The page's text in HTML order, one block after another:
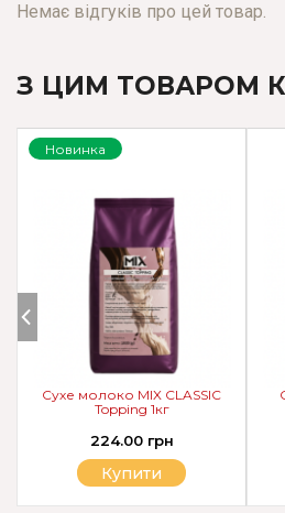
Немає відгуків про цей товар.
З ЦИМ ТОВАРОМ
Новинка
Сухе молоко MIX CLASSIC
Topping 1кг
224.00 грн
Купити